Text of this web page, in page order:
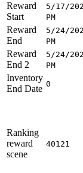
Reward
Start
5/17/
PM
Reward
End
5/24/
PM
Reward
End 2
5/24/
PM
Inventory
End Date 0
Ranking
reward
scene
40121